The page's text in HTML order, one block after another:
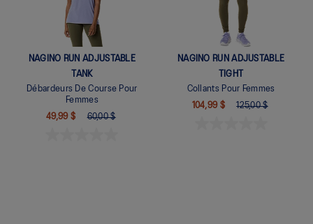
NAGINO RUN ADJUSTABLE
TANK
Débardeurs De Course Pour
Femmes
49,99 $
60,00 $
NAGINO RUN ADJUSTABLE
TIGHT
Collants Pour Femmes
104,99 $
125,00 $